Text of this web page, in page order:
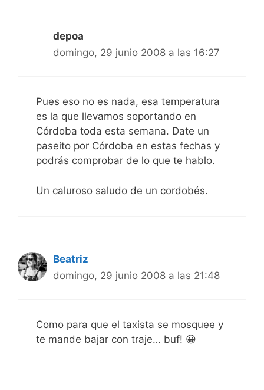
depoa
domingo, 29 junio 2008 a las 16:27
Pues eso no es nada, esa temperatura
es la que llevamos soportando en
Córdoba toda esta semana. Date un
paseito por Córdoba en estas fechas y
podrás comprobar de lo que te hablo.
Un caluroso saludo de un cordobés.
Beatriz
domingo, 29 junio 2008 a las 21:48
Como para que el taxista se mosquee y
te mande bajar con traje… buf! 😀